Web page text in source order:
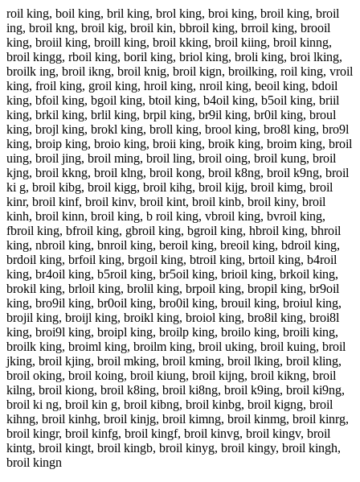
roil king, boil king, bril king, brol king, broi king, broil king, broil
ing, broil kng, broil kig, broil kin, bbroil king, brroil king, brooil
king, broiil king, broill king, broil kking, broil kiing, broil kinng,
broil kingg, rboil king, boril king, briol king, broli king, broi lking,
broilk ing, broil ikng, broil knig, broil kign, broilking, roil king, vroil
king, froil king, groil king, hroil king, nroil king, beoil king, bdoil
king, bfoil king, bgoil king, btoil king, b4oil king, b5oil king, briil
king, brkil king, brlil king, brpil king, br9il king, br0il king, broul
king, brojl king, brokl king, broll king, brool king, bro8l king, bro9l
king, broip king, broio king, broii king, broik king, broim king, broil
uing, broil jing, broil ming, broil ling, broil oing, broil kung, broil
kjng, broil kkng, broil klng, broil kong, broil k8ng, broil k9ng, broil
ki g, broil kibg, broil kigg, broil kihg, broil kijg, broil kimg, broil
kinr, broil kinf, broil kinv, broil kint, broil kinb, broil kiny, broil
kinh, broil kinn, broil king, b roil king, vbroil king, bvroil king,
fbroil king, bfroil king, gbroil king, bgroil king, hbroil king, bhroil
king, nbroil king, bnroil king, beroil king, breoil king, bdroil king,
brdoil king, brfoil king, brgoil king, btroil king, brtoil king, b4roil
king, br4oil king, b5roil king, br5oil king, brioil king, brkoil king,
brokil king, brloil king, brolil king, brpoil king, bropil king, br9oil
king, bro9il king, br0oil king, bro0il king, brouil king, broiul king,
brojil king, broijl king, broikl king, broiol king, bro8il king, broi8l
king, broi9l king, broipl king, broilp king, broilo king, broili king,
broilk king, broiml king, broilm king, broil uking, broil kuing, broil
jking, broil kjing, broil mking, broil kming, broil lking, broil kling,
broil oking, broil koing, broil kiung, broil kijng, broil kikng, broil
kilng, broil kiong, broil k8ing, broil ki8ng, broil k9ing, broil ki9ng,
broil ki ng, broil kin g, broil kibng, broil kinbg, broil kigng, broil
kihng, broil kinhg, broil kinjg, broil kimng, broil kinmg, broil kinrg,
broil kingr, broil kinfg, broil kingf, broil kinvg, broil kingv, broil
kintg, broil kingt, broil kingb, broil kinyg, broil kingy, broil kingh,
broil kingn